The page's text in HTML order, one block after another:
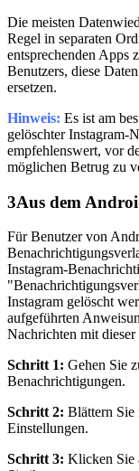
Die meisten
Regel in separaten
entsprechenden Apps
Benutzers, diese
ersetzen.
Hinweis: Es ist am
gelöschter Instagram-
empfehlenswert, vor
möglichen Betrug zu
3Aus dem
Für Benutzer von
Instagram-
Instagram gelöscht
aufgeführten
Nachrichten mit
Schritt 1: Gehen Sie
Benachrichtigungen.
Schritt 2: Blättern Sie
Einstellungen.
Schritt 3: Klicken Sie